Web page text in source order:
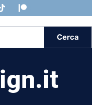
Cerca